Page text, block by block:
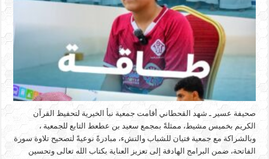
صحيفة عسير ـ شهد القحطاني أقامت جمعية نبأ الخيرية لتحفيظ القرآن
الكريم بخميس مشيط، ممثلةً بمجمع سعيد بن عطعط التابع للجمعية ،
وبالشراكة مع جمعية فتيان للشباب والنشء، مبادرةً نوعيةً لتصحيح تلاوة سورة
الفاتحة، ضمن البرامج الهادفة إلى تعزيز العناية بكتاب الله تعالى وتحسين